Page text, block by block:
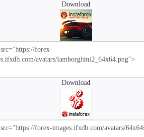
Download
Download